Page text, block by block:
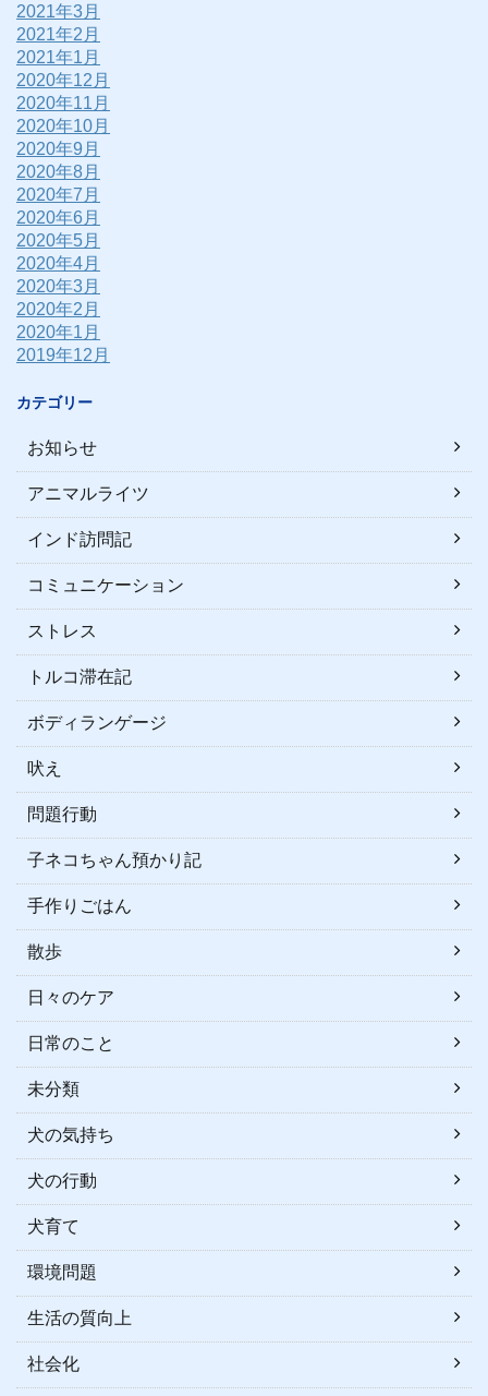
2021年3月
2021年2月
2021年1月
2020年12月
2020年11月
2020年10月
2020年9月
2020年8月
2020年7月
2020年6月
2020年5月
2020年4月
2020年3月
2020年2月
2020年1月
2019年12月
カテゴリー
お知らせ
アニマルライツ
インド訪問記
コミュニケーション
ストレス
トルコ滞在記
ボディランゲージ
吠え
問題行動
子ネコちゃん預かり記
手作りごはん
散歩
日々のケア
日常のこと
未分類
犬の気持ち
犬の行動
犬育て
環境問題
生活の質向上
社会化